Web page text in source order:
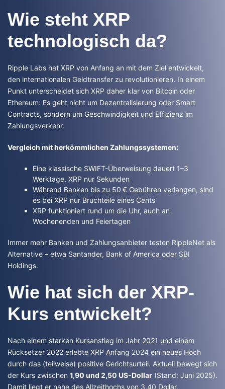
Wie steht XRP
technologisch da?
Ripple Labs hat XRP von Anfang an mit dem Ziel entwickelt,
den internationalen Geldtransfer zu revolutionieren. In einem
Punkt unterscheidet sich XRP daher klar von Bitcoin oder
Ethereum: Es geht nicht um Dezentralisierung oder Smart
Contracts, sondern um Geschwindigkeit und Effizienz im
Zahlungsverkehr.
Vergleich mit herkömmlichen Zahlungssystemen:
Eine klassische SWIFT-Überweisung dauert 1–3
Werktage, XRP nur Sekunden
Während Banken bis zu 50 € Gebühren verlangen, sind
es bei XRP nur Bruchteile eines Cents
XRP funktioniert rund um die Uhr, auch an
Wochenenden und Feiertagen
Immer mehr Banken und Zahlungsanbieter testen RippleNet als
Alternative – etwa Santander, Bank of America oder SBI
Holdings.
Wie hat sich der XRP-
Kurs entwickelt?
Nach einem starken Kursanstieg im Jahr 2021 und einem
Rücksetzer 2022 erlebte XRP Anfang 2024 ein neues Hoch
durch das (teilweise) positive Gerichtsurteil. Aktuell bewegt sich
der Kurs zwischen 1,90 und 2,50 US-Dollar (Stand: Juni 2025).
Damit liegt er nahe des Allzeithochs von 3,40 Dollar.